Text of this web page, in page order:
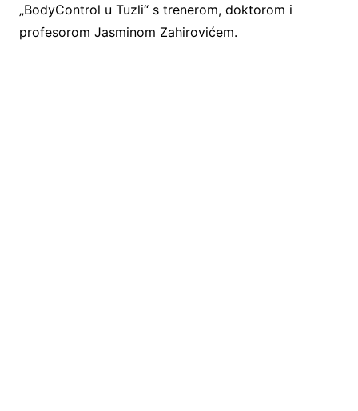
„BodyControl u Tuzli“ s trenerom, doktorom i
profesorom Jasminom Zahirovićem.